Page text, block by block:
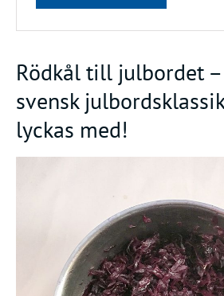
Rödkål till julbordet
svensk
lyckas med!